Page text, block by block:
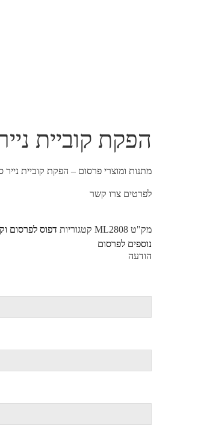
הפקת קוביית
מתנות ומוצרי פרסום – הפקת קוביית
לפרטים צרו קשר
מק"ט ML2808 קטגוריות דפוס לפרסום
נוספים לפרסום
הודעה